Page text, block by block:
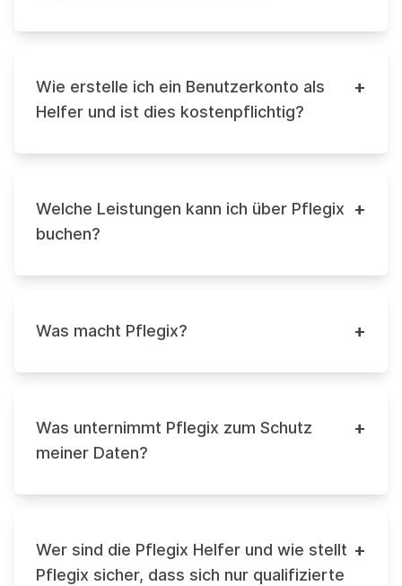
Wie erstelle ich ein Benutzerkonto als
Helfer und ist dies kostenpflichtig?
+
Welche Leistungen kann ich über Pflegix
buchen?
+
Was macht Pflegix? +
Was unternimmt Pflegix zum Schutz
meiner Daten?
+
Wer sind die Pflegix Helfer und wie stellt
Pflegix sicher, dass sich nur qualifizierte
+